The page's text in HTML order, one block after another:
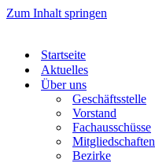
Zum Inhalt springen
Startseite
Aktuelles
Über uns
Geschäftsstelle
Vorstand
Fachausschüsse
Mitgliedschaften
Bezirke